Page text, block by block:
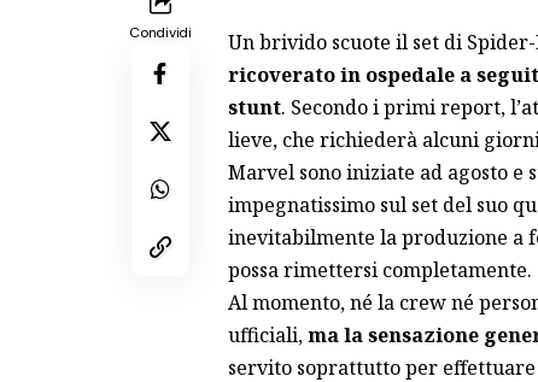
Condividi Un brivido scuote il set di
ricoverato in ospedale a
stunt. Secondo i primi report,
lieve, che richiederà alcuni
Marvel sono iniziate ad agosto e
impegnatissimo sul set del suo
inevitabilmente la produzione a
possa rimettersi completamente.
Al momento, né la crew né
ufficiali,ma la sensazione
servito soprattutto per effettuare